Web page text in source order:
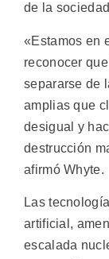
de la
«Estamos en
reconocer
separarse de
amplias que
desigual y
destrucción
afirmó Whyte.
Las
artificial,
escalada